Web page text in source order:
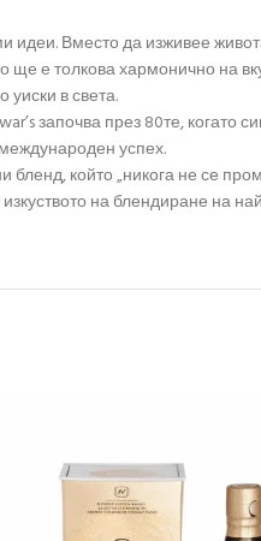
Вместо да изживее
е толкова хармонично на
в света.
започва през 80те, когато
успех.
който „никога не се
на блендиране на